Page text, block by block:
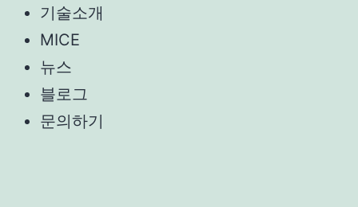
기술소개
MICE
뉴스
블로그
문의하기